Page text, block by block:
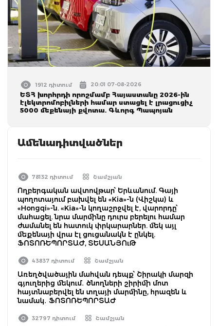
1912 դիտում 20:01 07-08-2026
ԵՏՀ խորհրդի որոշմամբ Հայաստանը 2026-ին
էլեկտրոմոբիլների համար ստացել է լրացուցիչ
5000 մեքենայի քվոտա. Գևորգ Պապոյան
Ամենադիտվածներ
78132 դիտում Շամշյան
Ողբերգական ավտովթար՝ Երևանում. Գայի
պողոտայում բախվել են «Kia»-ն (Վիշկա) և
«Hongqi»-ն. «Kia»-ն կողաշրջվել է, վարորդը՝
մահացել. նրա մարմինը դուրս բերելու համար
ժամանել են հատուկ փրկարարներ. մեկ այլ
մեքենայի վրա էլ ցուցանակն է ընկել.
ՖՈՏՈՌԵՊՈՐՏԱԺ, ՏԵՍԱՆՅՈւԹ
43837 դիտում Շամշյան
Առեղծվածային մահվան դեպք՝ Շիրակի մարզի
գյուղերից մեկում․ ծնողների շիրիմի մոտ
հայտնաբերվել են տղայի մարմինը, հրազեն և
նամակ․ ՖՈՏՈՌԵՊՈՐՏԱԺ
32797 դիտում Շամշյան